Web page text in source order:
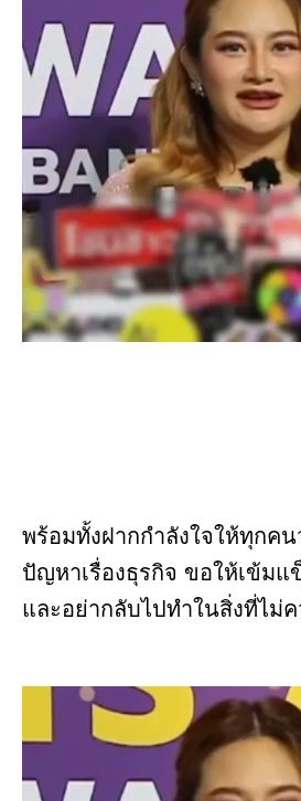
พร้อมทั้งฝากกำลังใจให้ทุกคน
ปัญหาเรื่องธุรกิจ ขอให้เข้มแ
และอย่ากลับไปทำในสิ่งที่ไม่